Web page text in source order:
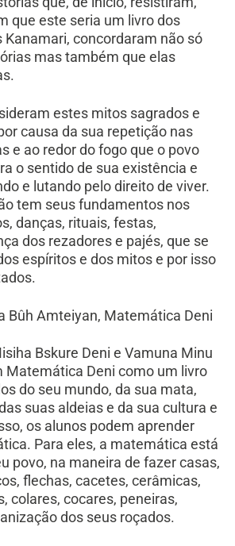
que este seria um livro dos
Kanamari, concordaram não só
mas também que elas
estes mitos sagrados e
causa da sua repetição nas
e ao redor do fogo que o povo
o sentido de sua existência e
e lutando pelo direito de viver.
tem seus fundamentos nos
danças, rituais, festas,
dos rezadores e pajés, que se
espíritos e dos mitos e por isso
Bûh Amteiyan, Matemática Deni
Bskure Deni e Vamuna Minu
Matemática Deni como um livro
do seu mundo, da sua mata,
suas aldeias e da sua cultura e
os alunos podem aprender
Para eles, a matemática está
povo, na maneira de fazer casas,
flechas, cacetes, cerâmicas,
colares, cocares, peneiras,
dos seus roçados.